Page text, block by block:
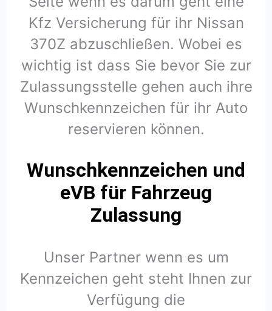
Kfz Versicherung für ihr Nissan
370Z abzuschließen. Wobei es
wichtig ist dass Sie bevor Sie zur
Zulassungsstelle gehen auch ihre
Wunschkennzeichen für ihr Auto
reservieren können.
Wunschkennzeichen und
eVB für Fahrzeug
Zulassung
Unser Partner wenn es um
Kennzeichen geht steht Ihnen zur
Verfügung die